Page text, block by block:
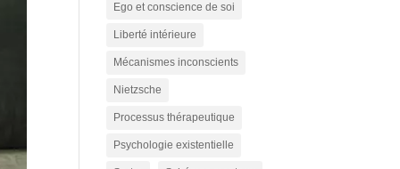
Ego et conscience de soi
Liberté intérieure
Mécanismes inconscients
Nietzsche
Processus thérapeutique
Psychologie existentielle